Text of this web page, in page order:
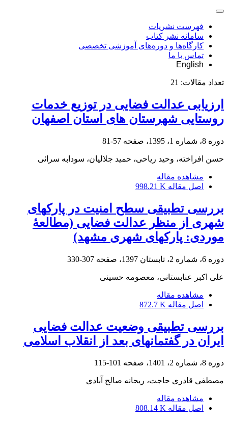
فهرست نشریات
سامانه نشر کتاب
کارگاه‌ها و دوره‌های آموزشی تخصصی
تماس با ما
English
تعداد مقالات: 21
ارزیابی عدالت فضایی در توزیع خدمات
روستایی شهرستان های استان اصفهان
دوره 8، شماره 1، 1395، صفحه 57-81
حسن افراخته، وحید ریاحی، حمید جلالیان، سودابه سرائی
مشاهده مقاله
اصل مقاله 998.21 K
بررسی تطبیقی سطح امنیت در پارک‎های
شهری از منظر عدالت فضایی (مطالعۀ
موردی: پارک‎های شهری مشهد)
دوره 6، شماره 2، تابستان 1397، صفحه 307-330
علی اکبر عنابستانی، معصومه حسینی
مشاهده مقاله
اصل مقاله 872.7 K
بررسی تطبیقی وضعیت عدالت فضایی
ایران در گفتمانهای بعد از انقلاب اسلامی
دوره 8، شماره 2، 1401، صفحه 101-115
مصطفی قادری حاجت، ریحانه صالح آبادی
مشاهده مقاله
اصل مقاله 808.14 K